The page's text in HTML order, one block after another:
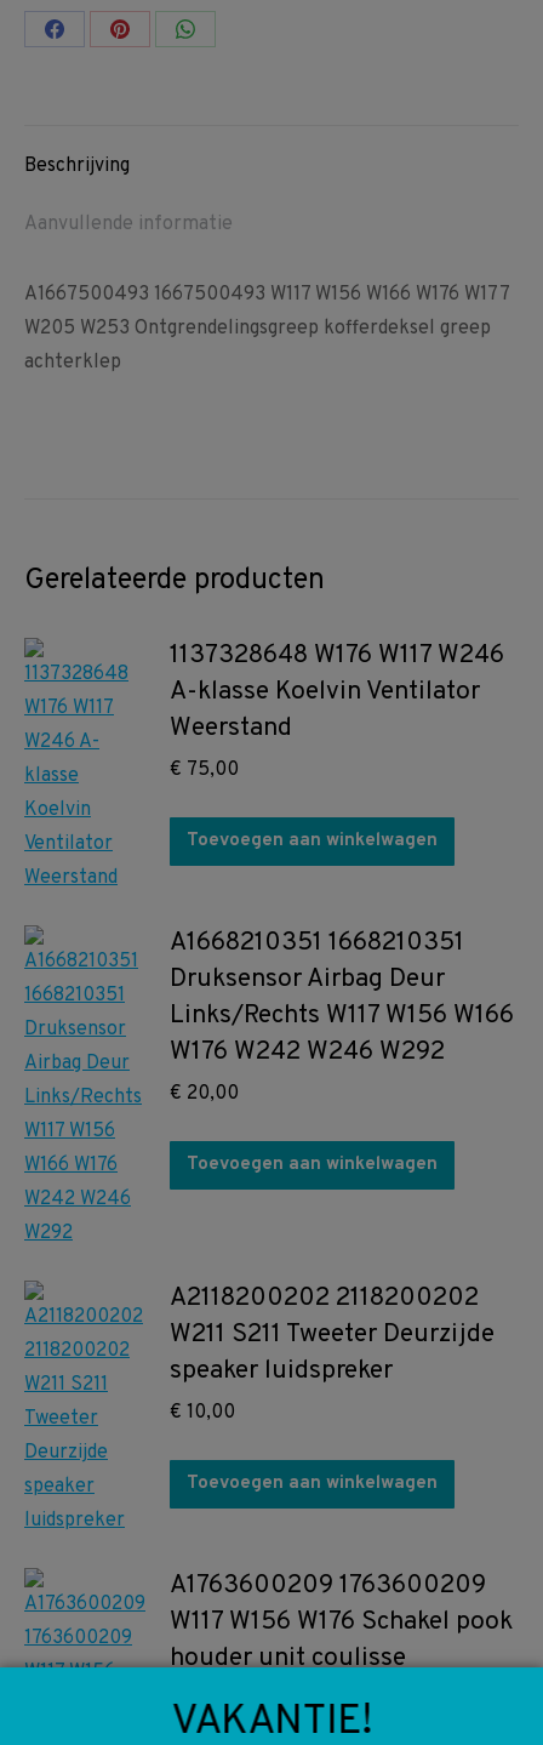
Ontgrendelingsgreep
kofferdeksel
aantal
Share Share Share
Beschrijving
Aanvullende informatie
A1667500493 1667500493 W117 W156 W166 W176 W177
W205 W253 Ontgrendelingsgreep kofferdeksel greep
achterklep
Gerelateerde producten
1137328648 W176 W117 W246
A-klasse Koelvin Ventilator
Weerstand
€ 75,00
Toevoegen aan winkelwagen
A1668210351 1668210351
Druksensor Airbag Deur
Links/Rechts W117 W156 W166
W176 W242 W246 W292
€ 20,00
Toevoegen aan winkelwagen
A2118200202 2118200202
W211 S211 Tweeter Deurzijde
speaker luidspreker
€ 10,00
Toevoegen aan winkelwagen
A1763600209 1763600209
W117 W156 W176 Schakel pook
houder unit coulisse
€ 20,00
VAKANTIE!